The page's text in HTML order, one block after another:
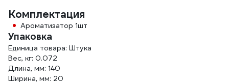
Комплектация
Ароматизатор 1шт
Упаковка
Единица товара: Штука
Вес, кг: 0.072
Длина, мм: 140
Ширина, мм: 20